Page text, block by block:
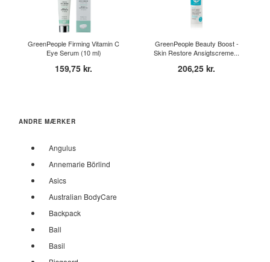
GreenPeople Firming Vitamin C
Eye Serum (10 ml)
159,75 kr.
GreenPeople Beauty Boost -
Skin Restore Ansigtscreme...
206,25 kr.
ANDRE MÆRKER
Angulus
Annemarie Börlind
Asics
Australian BodyCare
Backpack
Ball
Basil